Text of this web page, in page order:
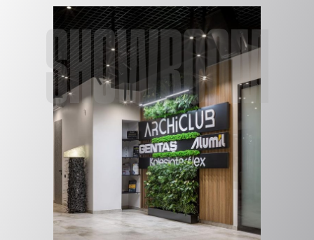
SHOWROOM